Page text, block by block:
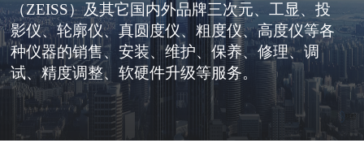
（ZEISS）及其它国内外品牌三次元、工显、投
影仪、轮廓仪、真圆度仪、粗度仪、高度仪等各
种仪器的销售、安装、维护、保养、修理、调
试、精度调整、软硬件升级等服务。